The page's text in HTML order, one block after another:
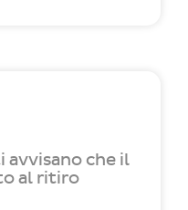
avvisano che il
al ritiro